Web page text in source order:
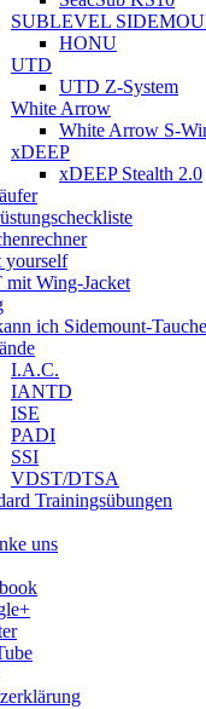
SUBLEVEL
HONU
UTD
UTD Z-System
White Arrow
White Arrow S-
xDEEP
xDEEP Stealth 2.0
yourself
mit Wing-Jacket
ich Sidemount-
I.A.C.
IANTD
ISE
PADI
SSI
VDST/DTSA
Trainingsübungen
uns